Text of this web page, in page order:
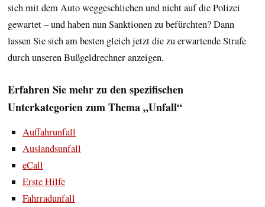
sich mit dem Auto weggeschlichen und nicht auf die Polizei
gewartet – und haben nun Sanktionen zu befürchten? Dann
lassen Sie sich am besten gleich jetzt die zu erwartende Strafe
durch unseren Bußgeldrechner anzeigen.
Erfahren Sie mehr zu den spezifischen
Unterkategorien zum Thema „Unfall“
Auffahrunfall
Auslandsunfall
eCall
Erste Hilfe
Fahrradunfall